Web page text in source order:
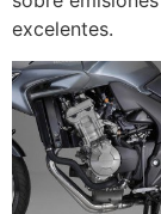
excelentes.